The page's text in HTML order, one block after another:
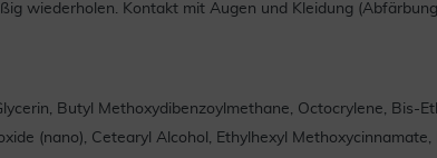
wiederholen. Kontakt mit Augen und Kleidung
Butyl Methoxydibenzoylmethane, Octocrylene, Bis-
(nano), Cetearyl Alcohol, Ethylhexyl